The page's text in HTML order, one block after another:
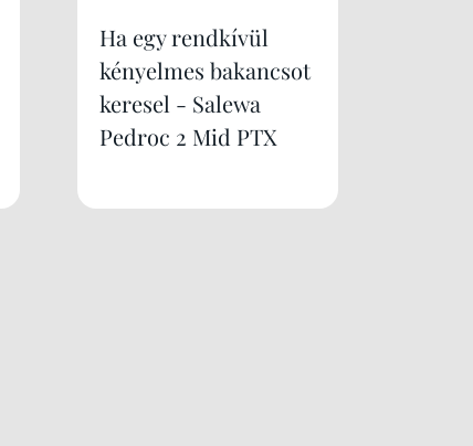
Ha egy rendkívül
kényelmes bakancsot
keresel - Salewa
Pedroc 2 Mid PTX